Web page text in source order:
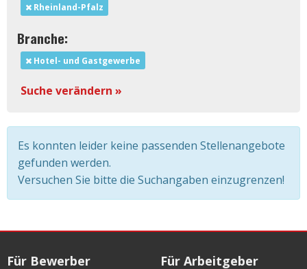
Rheinland-Pfalz
Branche:
Hotel- und Gastgewerbe
Suche verändern »
Es konnten leider keine passenden Stellenangebote
gefunden werden.
Versuchen Sie bitte die Suchangaben einzugrenzen!
Für Bewerber Für Arbeitgeber